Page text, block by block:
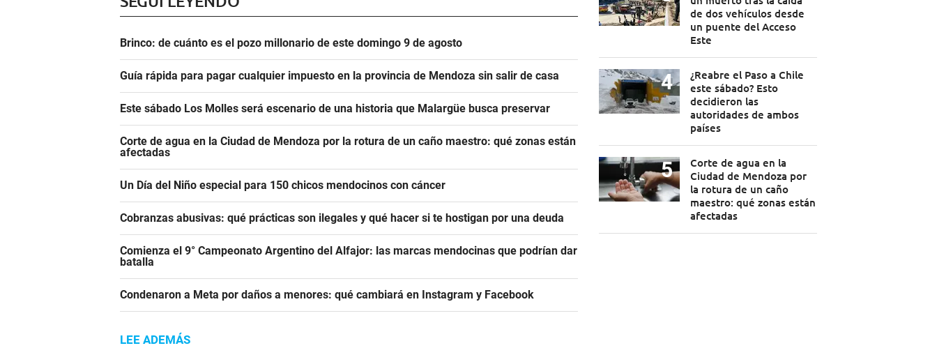
Brinco: de cuánto es el pozo millonario de este domingo 9 de agosto
Guía rápida para pagar cualquier impuesto en la provincia de Mendoza sin salir de casa
Este sábado Los Molles será escenario de una historia que Malargüe busca preservar
Corte de agua en la Ciudad de Mendoza por la rotura de un caño maestro: qué zonas están
afectadas
Un Día del Niño especial para 150 chicos mendocinos con cáncer
Cobranzas abusivas: qué prácticas son ilegales y qué hacer si te hostigan por una deuda
Comienza el 9° Campeonato Argentino del Alfajor: las marcas mendocinas que podrían dar
batalla
Condenaron a Meta por daños a menores: qué cambiará en Instagram y Facebook
LEE ADEMÁS
de dos vehículos desde
un puente del Acceso
Este
¿Reabre el Paso a Chile
este sábado? Esto
decidieron las
autoridades de ambos
países
Corte de agua en la
Ciudad de Mendoza por
la rotura de un caño
maestro: qué zonas están
afectadas